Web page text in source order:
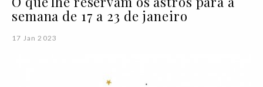
semana de 17 a 23 de janeiro
17 Jan 2023